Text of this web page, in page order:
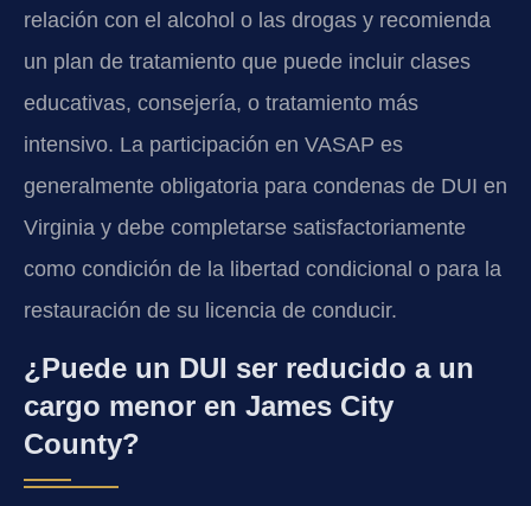
relación con el alcohol o las drogas y recomienda
un plan de tratamiento que puede incluir clases
educativas, consejería, o tratamiento más
intensivo. La participación en VASAP es
generalmente obligatoria para condenas de DUI en
Virginia y debe completarse satisfactoriamente
como condición de la libertad condicional o para la
restauración de su licencia de conducir.
¿Puede un DUI ser reducido a un
cargo menor en James City
County?